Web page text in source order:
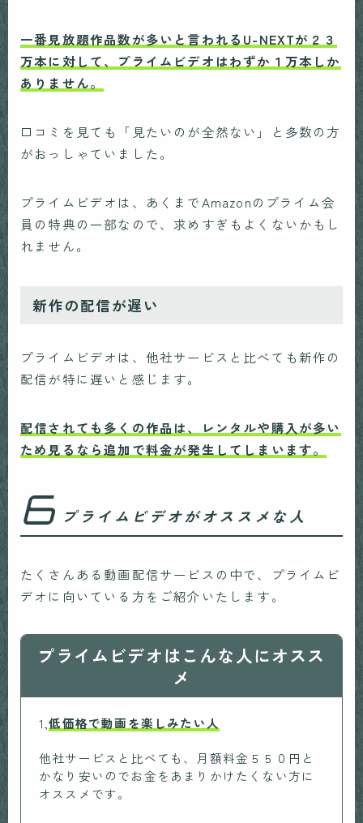
一番見放題作品数が多いと言われるU-NEXTが２３
万本に対して、プライムビデオはわずか１万本しか
ありません。
口コミを見ても「見たいのが全然ない」と多数の方
がおっしゃていました。
プライムビデオは、あくまでAmazonのプライム会
員の特典の一部なので、求めすぎもよくないかもし
れません。
新作の配信が遅い
プライムビデオは、他社サービスと比べても新作の
配信が特に遅いと感じます。
配信されても多くの作品は、レンタルや購入が多い
ため見るなら追加で料金が発生してしまいます。
6 プライムビデオがオススメな人
たくさんある動画配信サービスの中で、プライムビ
デオに向いている方をご紹介いたします。
プライムビデオはこんな人にオスス
メ
1,低価格で動画を楽しみたい人
他社サービスと比べても、月額料金５５０円と
かなり安いのでお金をあまりかけたくない方に
オススメです。